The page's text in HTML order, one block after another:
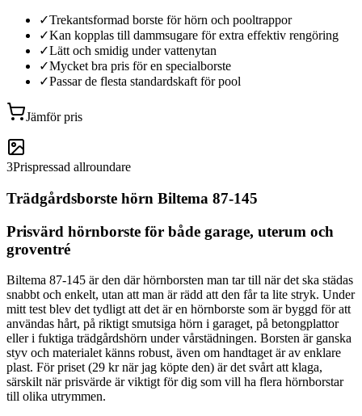
✓Trekantsformad borste för hörn och pooltrappor
✓Kan kopplas till dammsugare för extra effektiv rengöring
✓Lätt och smidig under vattenytan
✓Mycket bra pris för en specialborste
✓Passar de flesta standardskaft för pool
Jämför pris
3Prispressad allroundare
Trädgårdsborste hörn Biltema 87-145
Prisvärd hörnborste för både garage, uterum och
groventré
Biltema 87-145 är den där hörnborsten man tar till när det ska städas
snabbt och enkelt, utan att man är rädd att den får ta lite stryk. Under
mitt test blev det tydligt att det är en hörnborste som är byggd för att
användas hårt, på riktigt smutsiga hörn i garaget, på betongplattor
eller i fuktiga trädgårdshörn under vårstädningen. Borsten är ganska
styv och materialet känns robust, även om handtaget är av enklare
plast. För priset (29 kr när jag köpte den) är det svårt att klaga,
särskilt när prisvärde är viktigt för dig som vill ha flera hörnborstar
till olika utrymmen.